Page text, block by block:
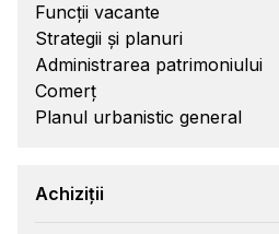
Funcții vacante
Strategii și planuri
Administrarea patrimoniului
Comerț
Planul urbanistic general
Achiziții